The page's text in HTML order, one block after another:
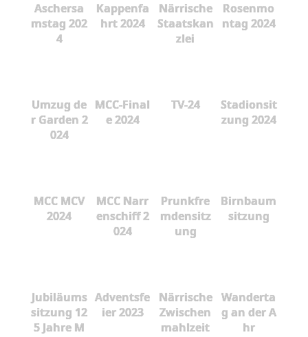
Aschersa
mstag 202
4
Kappenfa
hrt 2024
Närrische
Staatskan
zlei
Rosenmo
ntag 2024
Umzug de
r Garden 2
024
MCC-Final
e 2024
TV-24
Stadionsit
zung 2024
MCC MCV
2024
MCC Narr
enschiff 2
024
Prunkfre
mdensitz
ung
Birnbaum
sitzung
Jubiläums
sitzung 12
5 Jahre M
Adventsfe
ier 2023
Närrische
Zwischen
mahlzeit
Wanderta
g an der A
hr